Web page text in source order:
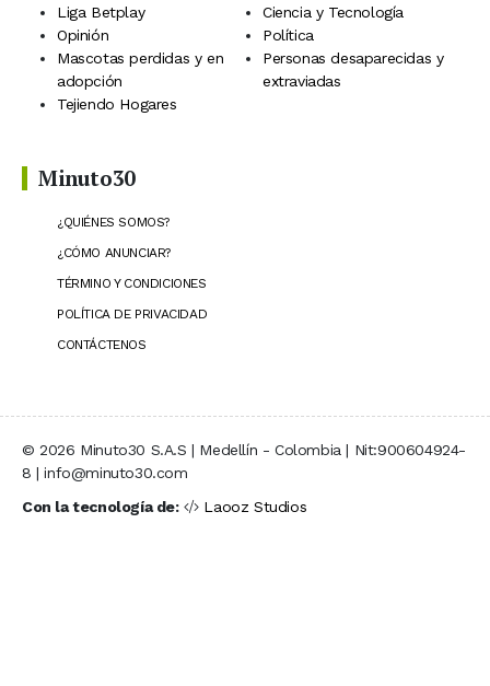
Liga Betplay
Ciencia y Tecnología
Opinión
Política
Mascotas perdidas y en
adopción
Personas desaparecidas y
extraviadas
Tejiendo Hogares
Minuto30
¿QUIÉNES SOMOS?
¿CÓMO ANUNCIAR?
TÉRMINO Y CONDICIONES
POLÍTICA DE PRIVACIDAD
CONTÁCTENOS
© 2026 Minuto30 S.A.S | Medellín - Colombia | Nit:900604924-
8 | info@minuto30.com
Con la tecnología de:
Laooz Studios